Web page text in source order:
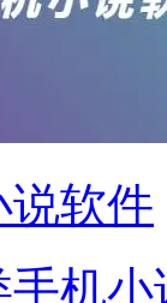
软件
机